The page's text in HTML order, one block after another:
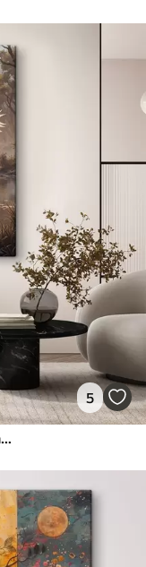
5
Kaks suurt halli, pikkade kaelade ja tiibadega kraanat, mis seisavad puudest ümbritsetud udujärves